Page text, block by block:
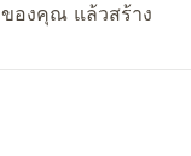
ของคุณ แล้วสร้าง